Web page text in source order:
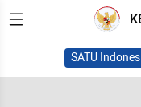
SATU